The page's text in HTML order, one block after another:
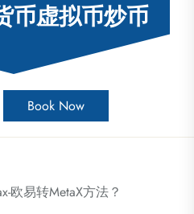
币虚拟币炒币
Book Now
欧易转MetaX方法？